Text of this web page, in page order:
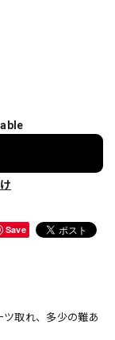
Save
取れ、多少の難あ